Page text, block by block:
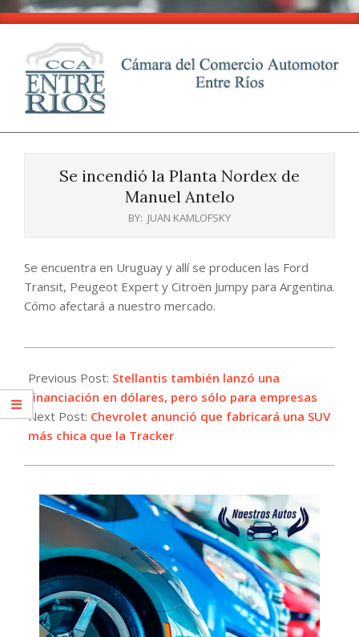
Skip
content
CCA
EntreSe incendió la Planta Nordex de
Manuel Antelo
BY: JUAN KAMLOFSKY
Se encuentra en Uruguay y allí se producen las Ford
Transit, Peugeot Expert y Citroën Jumpy para Argentina.
Cómo afectará a nuestro mercado.
07-
21
Previous Post: Stellantis también lanzó una
financiación en dólares, pero sólo para empresas
Next Post: Chevrolet anunció que fabricará una SUV
más chica que la Tracker